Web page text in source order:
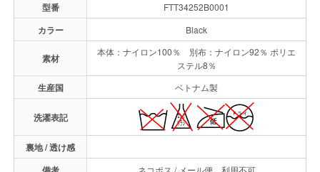
型番 FTT34252B0001
カラー Black
素材
本体：ナイロン100％ 別布：ナイロン92％ ポリエ
ステル8％
生産国 ベトナム製
洗濯表記
裏地 / 透け感